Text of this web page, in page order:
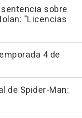
sobre
"Licencias
4 de
de Spider-Man: